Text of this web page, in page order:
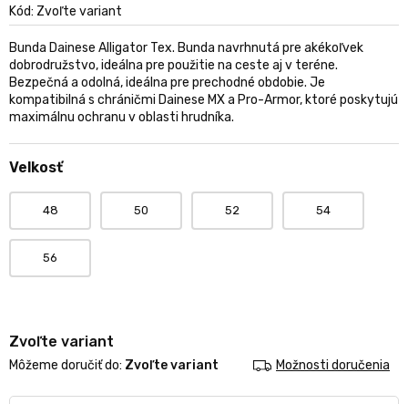
Kód: Zvoľte variant
Velkosť
48 50 52 54
56
Zvoľte variant
Môžeme doručiť do: Zvoľte variant Možnosti doručenia
Bunda Dainese Alligator Tex. Bunda navrhnutá pre akékoľvek
dobrodružstvo, ideálna pre použitie na ceste aj v teréne.
Bezpečná a odolná, ideálna pre prechodné obdobie. Je
kompatibilná s chráničmi Dainese MX a Pro-Armor, ktoré poskytujú
maximálnu ochranu v oblasti hrudníka.
produktu
je
0,0
z
5
hviezdičiek.